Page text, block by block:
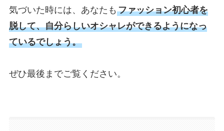
気づいた時には、あなたも ファッション初心者を
脱して、自分らしいオシャレができるようになっ
ているでしょう。
ぜひ最後までご覧ください。